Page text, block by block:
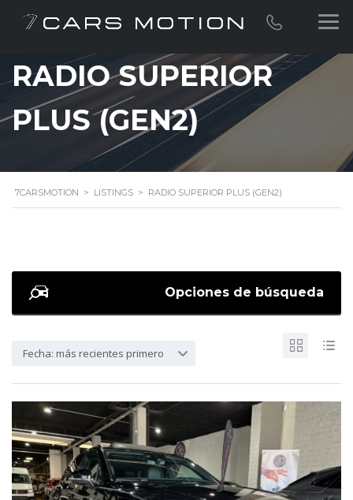
RADIO SUPERIOR
PLUS (GEN2)
7CARSMOTION > LISTINGS > RADIO SUPERIOR PLUS (GEN2)
Opciones de búsqueda
Fecha: más recientes primero